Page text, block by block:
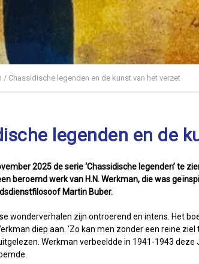
/ Chassidische legenden en de kunst van het verzet
legenden en de
2025 de serie ‘Chassidische legenden’ te
beroemd werk van H.N. Werkman, die was
Martin Buber.
wonderverhalen zijn ontroerend en intens. Het
diep aan. ‘Zo kan men zonder een reine ziel
Werkman verbeeldde in 1941-1943 deze